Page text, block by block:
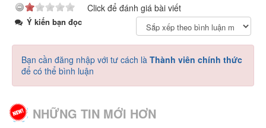
Click để đánh giá bài viết
Ý kiến bạn đọc
Bạn cần đăng nhập với tư cách là Thành viên chính thức
để có thể bình luận
NHỮNG TIN MỚI HƠN